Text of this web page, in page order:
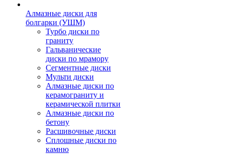
Алмазные диски для
болгарки (УШМ)
Турбо диски по
граниту
Гальванические
диски по мрамору
Сегментные диски
Мульти диски
Алмазные диски по
керамограниту и
керамической плитки
Алмазные диски по
бетону
Расшивочные диски
Сплошные диски по
камню